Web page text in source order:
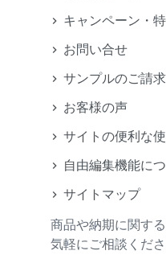
キャンペーン・
お問い合せ
サンプルのご請求
お客様の声
サイトの便利な
自由編集機能に
サイトマップ
商品や納期に関す
気軽にご相談くださ